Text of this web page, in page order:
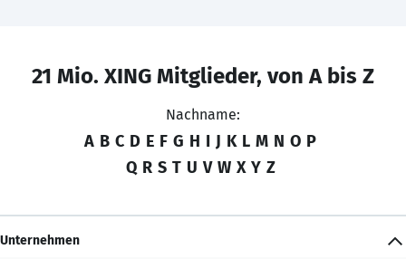
21 Mio. XING Mitglieder, von A bis Z
Nachname:
A B C D E F G H I J K L M N O P
Q R S T U V W X Y Z
Unternehmen